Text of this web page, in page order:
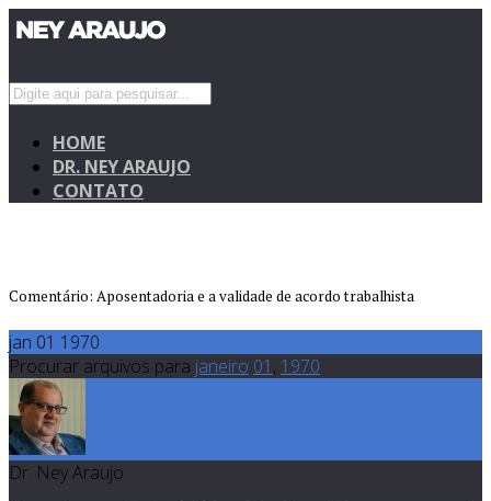
HOME
DR. NEY ARAUJO
CONTATO
Comentário: Aposentadoria e a validade de acordo trabalhista
jan 01 1970
Procurar arquivos para janeiro 01 , 1970
Dr. Ney Araujo